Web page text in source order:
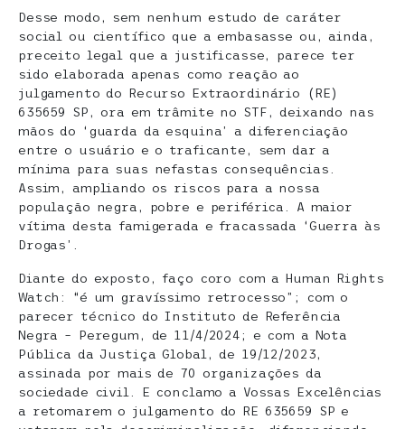
Desse modo, sem nenhum estudo de caráter
social ou científico que a embasasse ou, ainda,
preceito legal que a justificasse, parece ter
sido elaborada apenas como reação ao
julgamento do Recurso Extraordinário (RE)
635659 SP, ora em trâmite no STF, deixando nas
mãos do ‘guarda da esquina’ a diferenciação
entre o usuário e o traficante, sem dar a
mínima para suas nefastas consequências.
Assim, ampliando os riscos para a nossa
população negra, pobre e periférica. A maior
vítima desta famigerada e fracassada ‘Guerra às
Drogas’.
Diante do exposto, faço coro com a Human Rights
Watch: “é um gravíssimo retrocesso”; com o
parecer técnico do Instituto de Referência
Negra – Peregum, de 11/4/2024; e com a Nota
Pública da Justiça Global, de 19/12/2023,
assinada por mais de 70 organizações da
sociedade civil. E conclamo a Vossas Excelências
a retomarem o julgamento do RE 635659 SP e